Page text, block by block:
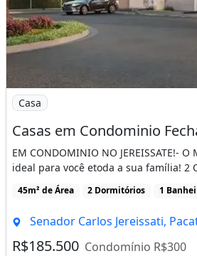
Imagem: Casas em Condominio
Casa
EM CONDOMINIO NO JEREISSATE!-
ideal para você etoda a sua família! 2
45m² de Área 2 Dormitórios 1
Senador Carlos Jereissati,
R$185.500 Condomínio R$300